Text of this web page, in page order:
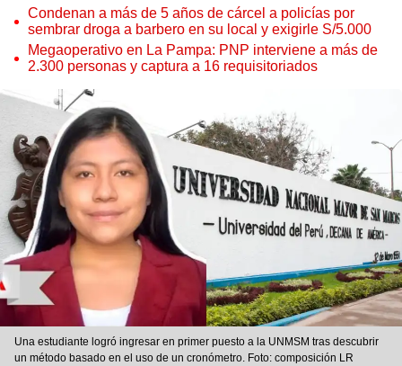
Condenan a más de 5 años de cárcel a policías por
sembrar droga a barbero en su local y exigirle S/5.000
Megaoperativo en La Pampa: PNP interviene a más de
2.300 personas y captura a 16 requisitoriados
Una estudiante logró ingresar en primer puesto a la UNMSM tras descubrir
un método basado en el uso de un cronómetro. Foto: composición LR